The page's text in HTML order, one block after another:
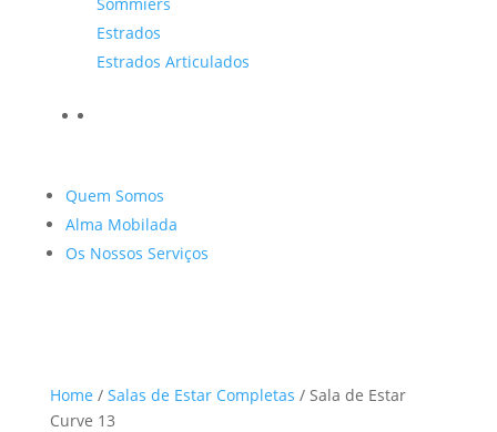
Estrados
Estrados Articulados
Quem Somos
Alma Mobilada
Os Nossos Serviços
Home / Salas de Estar Completas / Sala de Estar
Curve 13